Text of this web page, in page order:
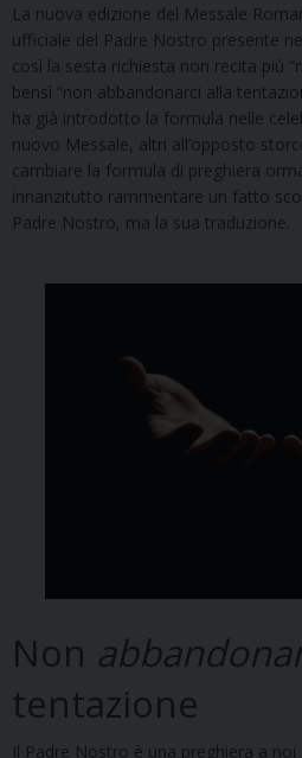
La nuova edizione del Messale
ufficiale del Padre Nostro presente
così la sesta richiesta non recita più
bensì “non abbandonarci alla
ha già introdotto la formula nelle
nuovo Messale, altri all’opposto
cambiare la formula di preghiera
innanzitutto rammentare un fatto
Padre Nostro, ma la sua traduzione.
Non
tentazione
Il Padre Nostro è una preghiera a